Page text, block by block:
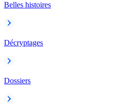
Belles histoires
Décryptages
Dossiers